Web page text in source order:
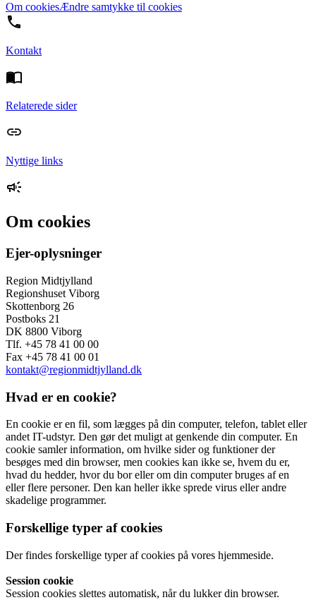
Om cookiesÆndre samtykke til cookies
Kontakt
Relaterede sider
Nyttige links
Om cookies
Ejer-oplysninger
Region Midtjylland
Regionshuset Viborg
Skottenborg 26
Postboks 21
DK 8800 Viborg
Tlf. +45 78 41 00 00
Fax +45 78 41 00 01
kontakt@regionmidtjylland.dk
Hvad er en cookie?
En cookie er en fil, som lægges på din computer, telefon, tablet eller
andet IT-udstyr. Den gør det muligt at genkende din computer. En
cookie samler information, om hvilke sider og funktioner der
besøges med din browser, men cookies kan ikke se, hvem du er,
hvad du hedder, hvor du bor eller om din computer bruges af en
eller flere personer. Den kan heller ikke sprede virus eller andre
skadelige programmer.
Forskellige typer af cookies
Der findes forskellige typer af cookies på vores hjemmeside.
Session cookie
Session cookies slettes automatisk, når du lukker din browser.